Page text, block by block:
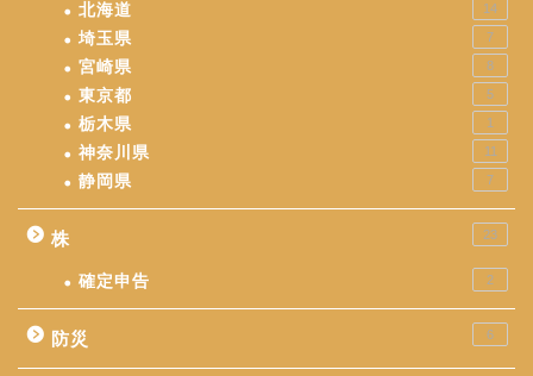
北海道 14
埼玉県 7
宮崎県 8
東京都 5
栃木県 1
神奈川県 11
静岡県 7
株 23
確定申告 2
防災 6